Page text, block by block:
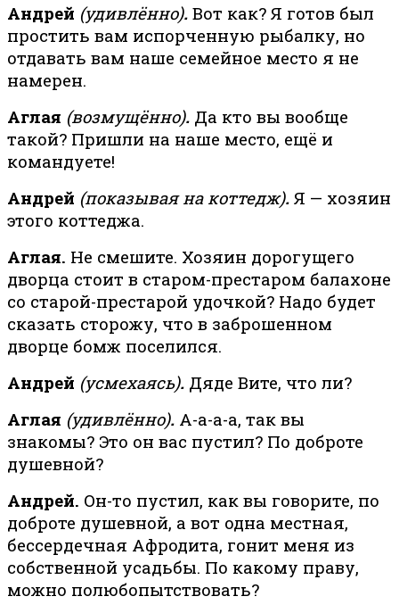
Андрей (удивлённо). Вот как? Я готов был
простить вам испорченную рыбалку, но
отдавать вам наше семейное место я не
намерен.
Аглая (возмущённо). Да кто вы вообще
такой? Пришли на наше место, ещё и
командуете!
Андрей (показывая на коттедж). Я — хозяин
этого коттеджа.
Аглая. Не смешите. Хозяин дорогущего
дворца стоит в старом-престаром балахоне
со старой-престарой удочкой? Надо будет
сказать сторожу, что в заброшенном
дворце бомж поселился.
Андрей (усмехаясь). Дяде Вите, что ли?
Аглая (удивлённо). А-а-а-а, так вы
знакомы? Это он вас пустил? По доброте
душевной?
Андрей. Он-то пустил, как вы говорите, по
доброте душевной, а вот одна местная,
бессердечная Афродита, гонит меня из
собственной усадьбы. По какому праву,
можно полюбопытствовать?